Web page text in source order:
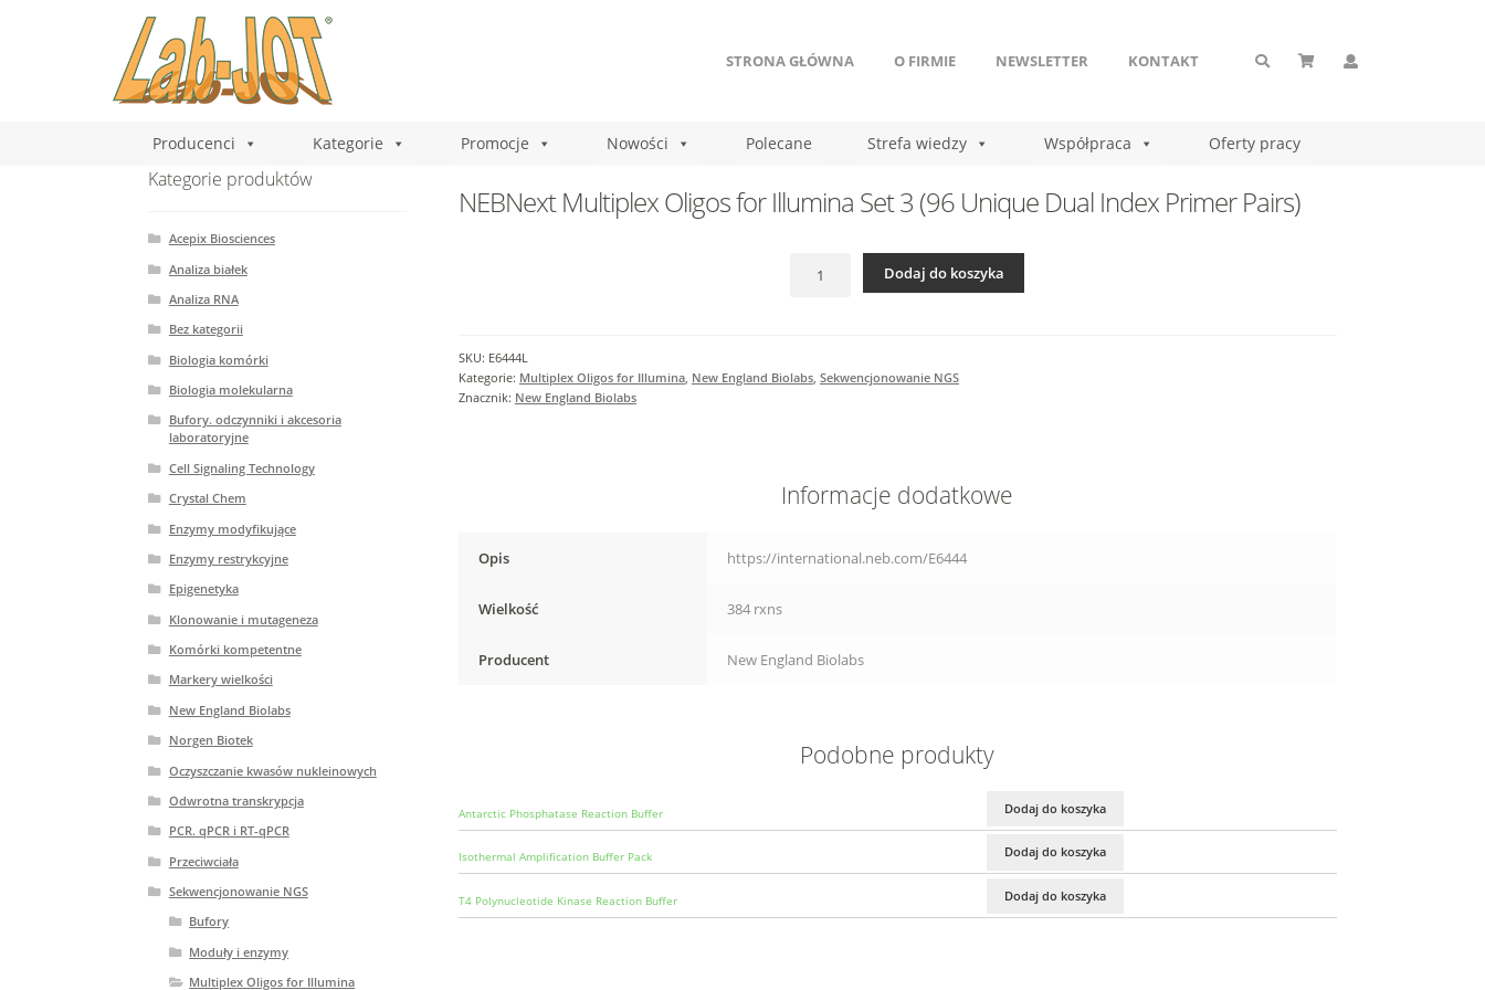
STRONA GŁÓWNA O FIRMIE NEWSLETTER KONTAKT
Producenci Kategorie Promocje Nowości Polecane Strefa wiedzy Współpraca Oferty pracy
NEBNext Multiplex Oligos for Illumina Set 3 (96 Unique Dual Index Primer Pairs)
NEBNext
Illumina
Dual
Index
Pairs)
Dodaj do koszyka
SKU: E6444L
Kategorie: Multiplex Oligos for Illumina, New England Biolabs, Sekwencjonowanie NGS
Znacznik: New England Biolabs
Informacje dodatkowe
Opis https://international.neb.com/E6444
Wielkość 384 rxns
Producent New England Biolabs
Podobne produkty
Antarctic Phosphatase Reaction Buffer Dodaj do koszyka
Isothermal Amplification Buffer Pack Dodaj do koszyka
T4 Polynucleotide Kinase Reaction Buffer Dodaj do koszyka
Kategorie produktów
Acepix Biosciences
Analiza białek
Analiza RNA
Bez kategorii
Biologia komórki
Biologia molekularna
Bufory. odczynniki i akcesoria
laboratoryjne
Cell Signaling Technology
Crystal Chem
Enzymy modyfikujące
Enzymy restrykcyjne
Epigenetyka
Klonowanie i mutageneza
Komórki kompetentne
Markery wielkości
New England Biolabs
Norgen Biotek
Oczyszczanie kwasów nukleinowych
Odwrotna transkrypcja
PCR. qPCR i RT-qPCR
Przeciwciała
Sekwencjonowanie NGS
Bufory
Moduły i enzymy
Multiplex Oligos for Illumina